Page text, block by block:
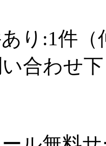
り:1件（
合わせ